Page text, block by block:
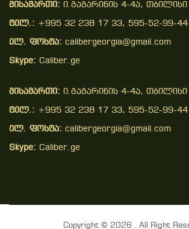
მისამართი: ი.გაგარინის 4-4ა, თბილისი
ტელ.: +995 32 238 17 33, 595-52-99-44
ელ. ფოსტა: calibergeorgia@gmail.com
Skype: Caliber.ge
მისამართი: ი.გაგარინის 4-4ა, თბილისი
ტელ.: +995 32 238 17 33, 595-52-99-44
ელ. ფოსტა: calibergeorgia@gmail.com
Skype: Caliber.ge
Copyright © 2026 . All Right